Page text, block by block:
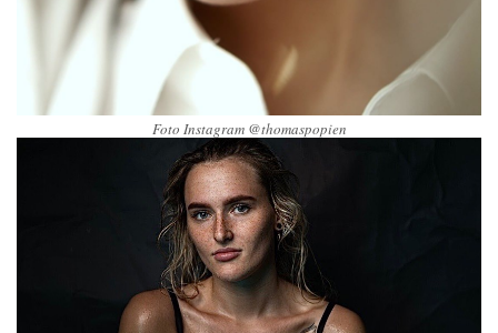
Foto Instagram @thomaspopien